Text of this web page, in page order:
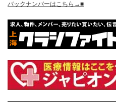
バックナンバーはこちら→■